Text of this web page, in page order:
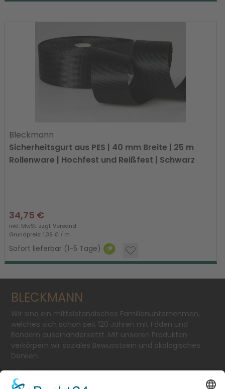
Bleckmann
Sicherheitsgurt aus PES | 40 mm Breite | 25 m
Rollenware | Hochfest und Reißfest | Schwarz
34,75 €
inkl. MwSt. zzgl.Versand
Grundpreis: 1,39 € / m
Sofort lieferbar (1-5 Tage)
BLECKMANN
Wir sind ein mittelständisches Familienunternehmen,
welches sich schon seit 120 Jahren mit Fäden und
Bändern auseinandersetzt. Mit unseren Produkten
verkörpern wir soziales Bewusstsein und ökologisches
Denken.
SCHÄFERSTR. 11-13
TEL.: + 49 2 02 - 2 50 53-0